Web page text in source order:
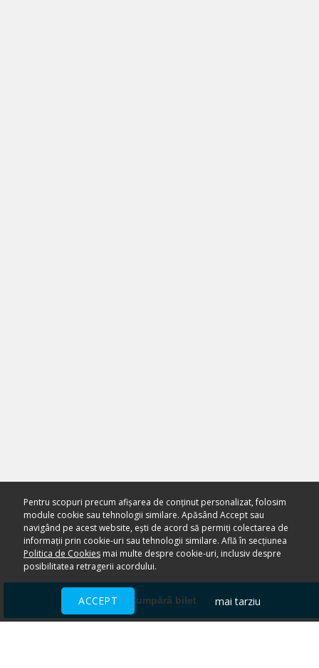
Cumpără bilet
Pentru scopuri precum afișarea de conținut personalizat, folosim
module cookie sau tehnologii similare. Apăsând Accept sau
navigând pe acest website, ești de acord să permiți colectarea de
informații prin cookie-uri sau tehnologii similare. Află în secțiunea
Politica de Cookiesmai multe despre cookie-uri, inclusiv despre
posibilitatea retragerii acordului.
ACCEPT mai tarziu